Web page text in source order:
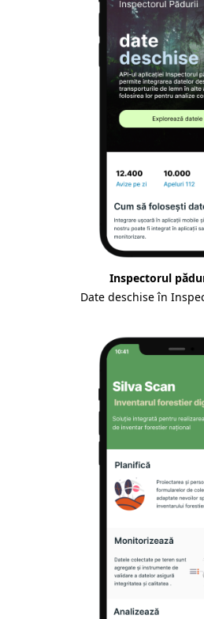
Inspectorul
Date deschise în